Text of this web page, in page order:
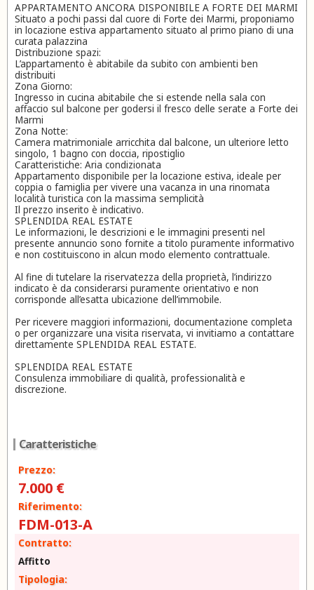
APPARTAMENTO ANCORA DISPONIBILE A FORTE DEI MARMI
Situato a pochi passi dal cuore di Forte dei Marmi, proponiamo
in locazione estiva appartamento situato al primo piano di una
curata palazzina
Distribuzione spazi:
L’appartamento è abitabile da subito con ambienti ben
distribuiti
Zona Giorno:
Ingresso in cucina abitabile che si estende nella sala con
affaccio sul balcone per godersi il fresco delle serate a Forte dei
Marmi
Zona Notte:
Camera matrimoniale arricchita dal balcone, un ulteriore letto
singolo, 1 bagno con doccia, ripostiglio
Caratteristiche: Aria condizionata
Appartamento disponibile per la locazione estiva, ideale per
coppia o famiglia per vivere una vacanza in una rinomata
località turistica con la massima semplicità
Il prezzo inserito è indicativo.
SPLENDIDA REAL ESTATE
Le informazioni, le descrizioni e le immagini presenti nel
presente annuncio sono fornite a titolo puramente informativo
e non costituiscono in alcun modo elemento contrattuale.
Al fine di tutelare la riservatezza della proprietà, l’indirizzo
indicato è da considerarsi puramente orientativo e non
corrisponde all’esatta ubicazione dell’immobile.
Per ricevere maggiori informazioni, documentazione completa
o per organizzare una visita riservata, vi invitiamo a contattare
direttamente SPLENDIDA REAL ESTATE.
SPLENDIDA REAL ESTATE
Consulenza immobiliare di qualità, professionalità e
discrezione.
Caratteristiche
Prezzo:
7.000 €
Riferimento:
FDM-013-A
Contratto:
Affitto
Tipologia: